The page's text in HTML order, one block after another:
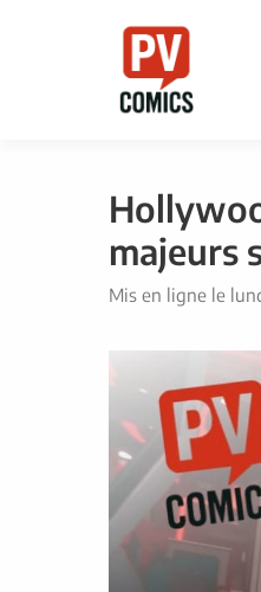
majeurs
Mis en ligne le